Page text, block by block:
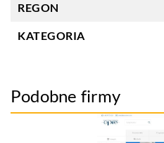
REGON
KATEGORIA
Podobne firmy